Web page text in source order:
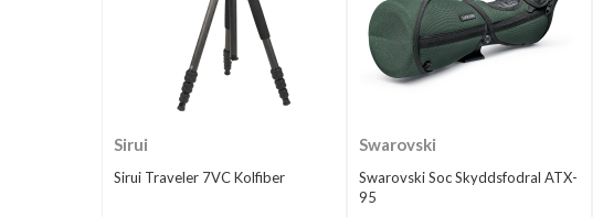
Sirui
Sirui Traveler 7VC Kolfiber
Swarovski
Swarovski Soc Skyddsfodral ATX-
95